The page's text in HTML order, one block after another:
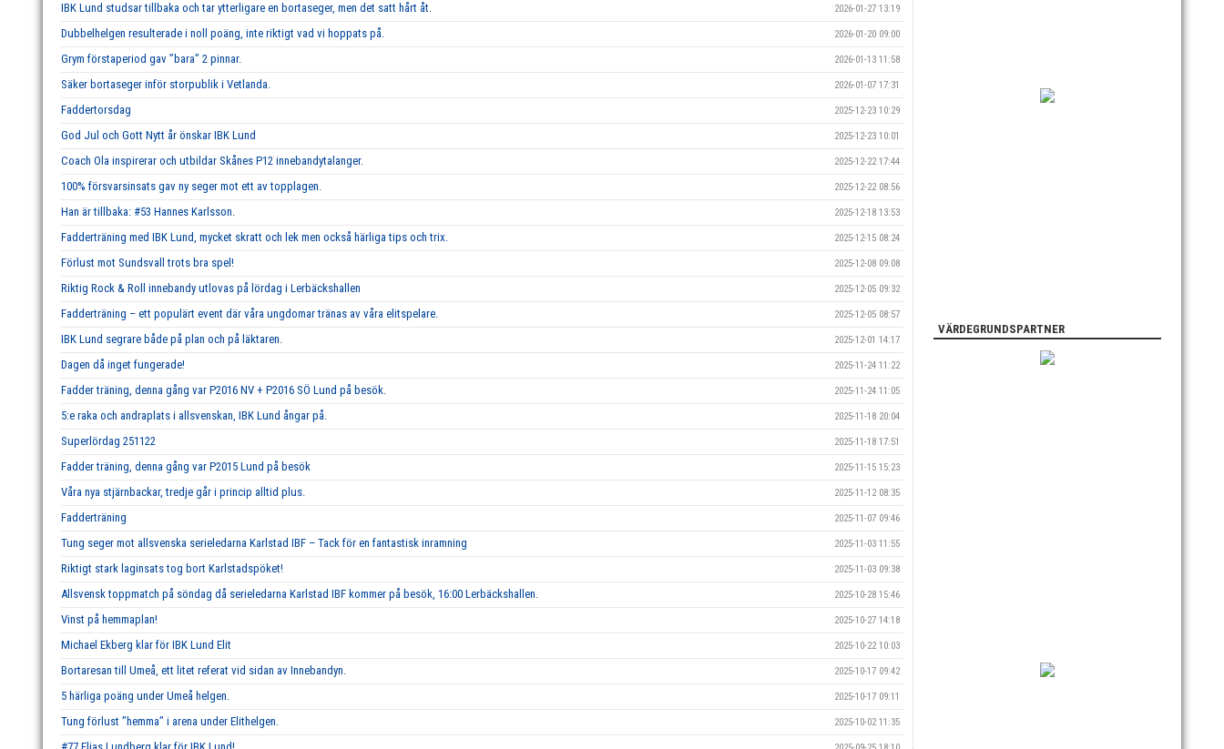
IBK Lund studsar tillbaka och tar ytterligare en bortaseger, men det satt hårt åt. 2026-01-27 13:19
Dubbelhelgen resulterade i noll poäng, inte riktigt vad vi hoppats på. 2026-01-20 09:00
Grym förstaperiod gav ’’bara’’ 2 pinnar. 2026-01-13 11:58
Säker bortaseger inför storpublik i Vetlanda. 2026-01-07 17:31
Faddertorsdag 2025-12-23 10:29
God Jul och Gott Nytt år önskar IBK Lund 2025-12-23 10:01
Coach Ola inspirerar och utbildar Skånes P12 innebandytalanger. 2025-12-22 17:44
100% försvarsinsats gav ny seger mot ett av topplagen. 2025-12-22 08:56
Han är tillbaka: #53 Hannes Karlsson. 2025-12-18 13:53
Fadderträning med IBK Lund, mycket skratt och lek men också härliga tips och trix. 2025-12-15 08:24
Förlust mot Sundsvall trots bra spel! 2025-12-08 09:08
Riktig Rock & Roll innebandy utlovas på lördag i Lerbäckshallen 2025-12-05 09:32
Fadderträning – ett populärt event där våra ungdomar tränas av våra elitspelare. 2025-12-05 08:57
IBK Lund segrare både på plan och på läktaren. 2025-12-01 14:17
Dagen då inget fungerade! 2025-11-24 11:22
Fadder träning, denna gång var P2016 NV + P2016 SÖ Lund på besök. 2025-11-24 11:05
5:e raka och andraplats i allsvenskan, IBK Lund ångar på. 2025-11-18 20:04
Superlördag 251122 2025-11-18 17:51
Fadder träning, denna gång var P2015 Lund på besök 2025-11-15 15:23
Våra nya stjärnbackar, tredje går i princip alltid plus. 2025-11-12 08:35
Fadderträning 2025-11-07 09:46
Tung seger mot allsvenska serieledarna Karlstad IBF – Tack för en fantastisk inramning 2025-11-03 11:55
Riktigt stark laginsats tog bort Karlstadspöket! 2025-11-03 09:38
Allsvensk toppmatch på söndag då serieledarna Karlstad IBF kommer på besök, 16:00 Lerbäckshallen. 2025-10-28 15:46
Vinst på hemmaplan! 2025-10-27 14:18
Michael Ekberg klar för IBK Lund Elit 2025-10-22 10:03
Bortaresan till Umeå, ett litet referat vid sidan av Innebandyn. 2025-10-17 09:42
5 härliga poäng under Umeå helgen. 2025-10-17 09:11
Tung förlust ’’hemma’’ i arena under Elithelgen. 2025-10-02 11:35
VÄRDEGRUNDSPARTNER